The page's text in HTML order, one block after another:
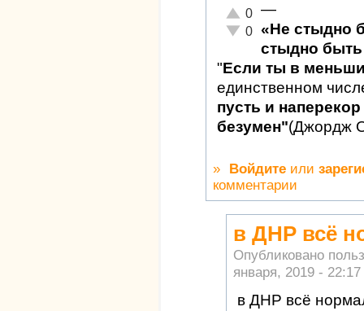
Отлично!
0
Неадекватно!
0
—
«Не стыдно
стыдно быть
"Если ты в
единственном
пусть и
безумен"(Джордж
» Войдите или
комментарии
в ДНР всё
Опубликовано
января, 2019 - 22:17
в ДНР всё